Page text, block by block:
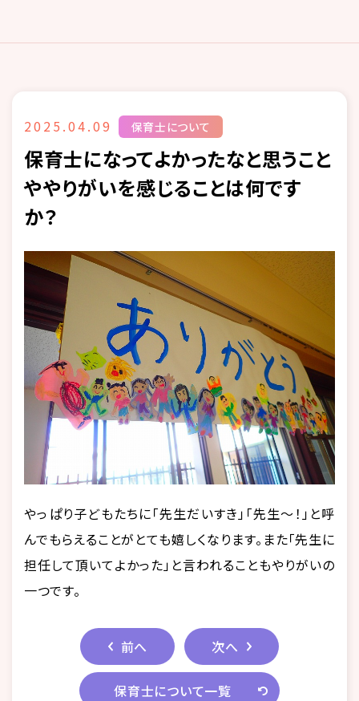
2025.04.09 保育士について
保育士になってよかったなと思うこと
ややりがいを感じることは何です
か？
やっぱり子どもたちに「先生だいすき」「先生～！」と呼
んでもらえることがとても嬉しくなります。また「先生に
担任して頂いてよかった」と言われることもやりがいの
一つです。
前へ
保育士について一覧
次へ